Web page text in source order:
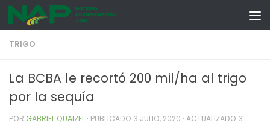
Skip to content
TRIGO
La BCBA le recortó 200 mil/ha al trigo
por la sequía
POR GABRIEL QUAIZEL · PUBLICADO 3 JULIO, 2020 · ACTUALIZADO 3